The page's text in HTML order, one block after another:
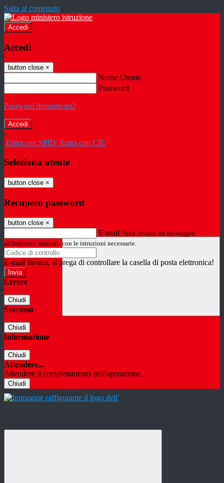
Salta al contenuto
Accedi
Accedi
button close ×
Nome Utente
Password
Password dimenticata?
-
Entra con SPID Entra con CIE
Seleziona utente
button close ×
Recupero password
button close ×
E-mail Verrà inviato un messaggio
all'indirizzo indicato con le istruzioni necessarie.
E-mail inviata, si prega di controllare la casella di posta elettronica!
Errore
Chiudi
Successo
Chiudi
Informazione
Chiudi
Attendere...
Attendere il completamento dell'operazione...
Chiudi